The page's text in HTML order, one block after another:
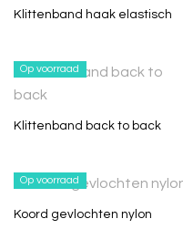
Klittenband haak elastisch
Op voorraad
Klittenband back to back
Op voorraad
Koord gevlochten nylon